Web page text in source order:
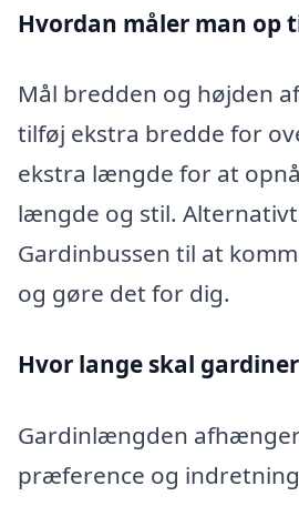
Hvordan måler man op
Mål bredden og højden
tilføj ekstra bredde for
ekstra længde for at
længde og stil.
Gardinbussen til at
og gøre det for dig.
Hvor lange skal
Gardinlængden
præference og